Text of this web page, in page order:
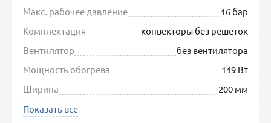
Макс. рабочее давление
16 бар
Комплектация
конвекторы без решеток
Вентилятор
без вентилятора
Мощность обогрева
149 Вт
Ширина
200 мм
Показать все